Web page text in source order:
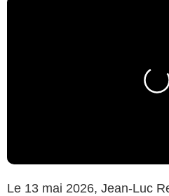
Le 13 mai 2026, Jean-Luc